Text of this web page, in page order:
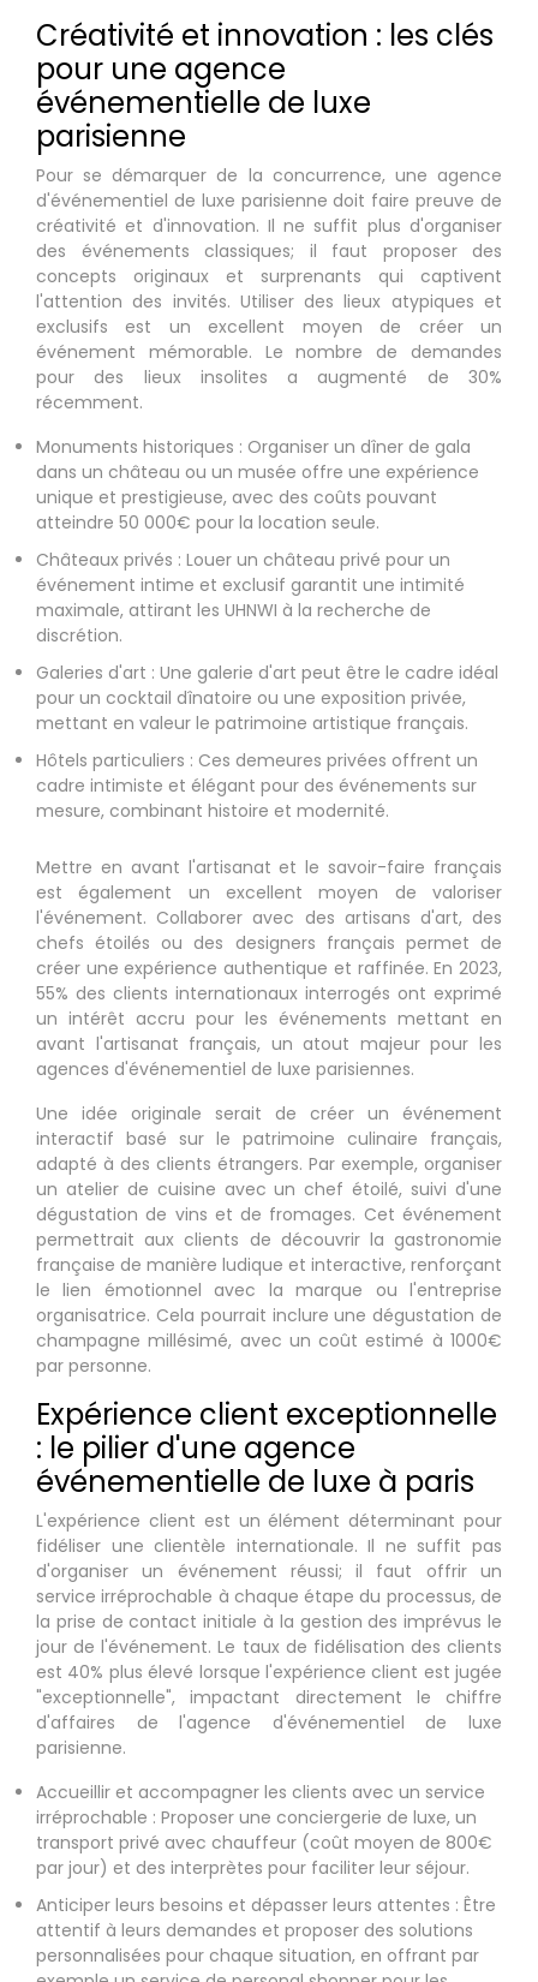
Créativité et innovation : les clés
pour une agence
événementielle de luxe
parisienne
Pour se démarquer de la concurrence, une agence
d'événementiel de luxe parisienne doit faire preuve de
créativité et d'innovation. Il ne suffit plus d'organiser
des événements classiques; il faut proposer des
concepts originaux et surprenants qui captivent
l'attention des invités. Utiliser des lieux atypiques et
exclusifs est un excellent moyen de créer un
événement mémorable. Le nombre de demandes
pour des lieux insolites a augmenté de 30%
récemment.
Monuments historiques : Organiser un dîner de gala
dans un château ou un musée offre une expérience
unique et prestigieuse, avec des coûts pouvant
atteindre 50 000€ pour la location seule.
Châteaux privés : Louer un château privé pour un
événement intime et exclusif garantit une intimité
maximale, attirant les UHNWI à la recherche de
discrétion.
Galeries d'art : Une galerie d'art peut être le cadre idéal
pour un cocktail dînatoire ou une exposition privée,
mettant en valeur le patrimoine artistique français.
Hôtels particuliers : Ces demeures privées offrent un
cadre intimiste et élégant pour des événements sur
mesure, combinant histoire et modernité.
Mettre en avant l'artisanat et le savoir-faire français
est également un excellent moyen de valoriser
l'événement. Collaborer avec des artisans d'art, des
chefs étoilés ou des designers français permet de
créer une expérience authentique et raffinée. En 2023,
55% des clients internationaux interrogés ont exprimé
un intérêt accru pour les événements mettant en
avant l'artisanat français, un atout majeur pour les
agences d'événementiel de luxe parisiennes.
Une idée originale serait de créer un événement
interactif basé sur le patrimoine culinaire français,
adapté à des clients étrangers. Par exemple, organiser
un atelier de cuisine avec un chef étoilé, suivi d'une
dégustation de vins et de fromages. Cet événement
permettrait aux clients de découvrir la gastronomie
française de manière ludique et interactive, renforçant
le lien émotionnel avec la marque ou l'entreprise
organisatrice. Cela pourrait inclure une dégustation de
champagne millésimé, avec un coût estimé à 1000€
par personne.
Expérience client exceptionnelle
: le pilier d'une agence
événementielle de luxe à paris
L'expérience client est un élément déterminant pour
fidéliser une clientèle internationale. Il ne suffit pas
d'organiser un événement réussi; il faut offrir un
service irréprochable à chaque étape du processus, de
la prise de contact initiale à la gestion des imprévus le
jour de l'événement. Le taux de fidélisation des clients
est 40% plus élevé lorsque l'expérience client est jugée
"exceptionnelle", impactant directement le chiffre
d'affaires de l'agence d'événementiel de luxe
parisienne.
Accueillir et accompagner les clients avec un service
irréprochable : Proposer une conciergerie de luxe, un
transport privé avec chauffeur (coût moyen de 800€
par jour) et des interprètes pour faciliter leur séjour.
Anticiper leurs besoins et dépasser leurs attentes : Être
attentif à leurs demandes et proposer des solutions
personnalisées pour chaque situation, en offrant par